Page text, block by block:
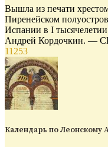
Вышла из печати
Пиренейском
Испании в I
Андрей Кордочкин. —
11253
Календарь по Леонскому